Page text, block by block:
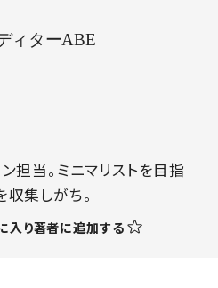
ィターABE
担当。ミニマリストを目指
集しがち。
入り著者に追加する